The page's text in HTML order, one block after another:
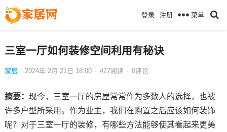
登录 注册 菜单
三室一厅如何装修空间利用有秘诀
家居 2024年 2月 21日 18:00 · 427阅读 · 0评论
摘要： 现今，三室一厅的房屋常常作为多数人的选择，也被
许多户型所采用。作为业主，我们在购置之后应该如何装饰
呢？对于三室一厅的装修，有哪些方法能够使其看起来更美